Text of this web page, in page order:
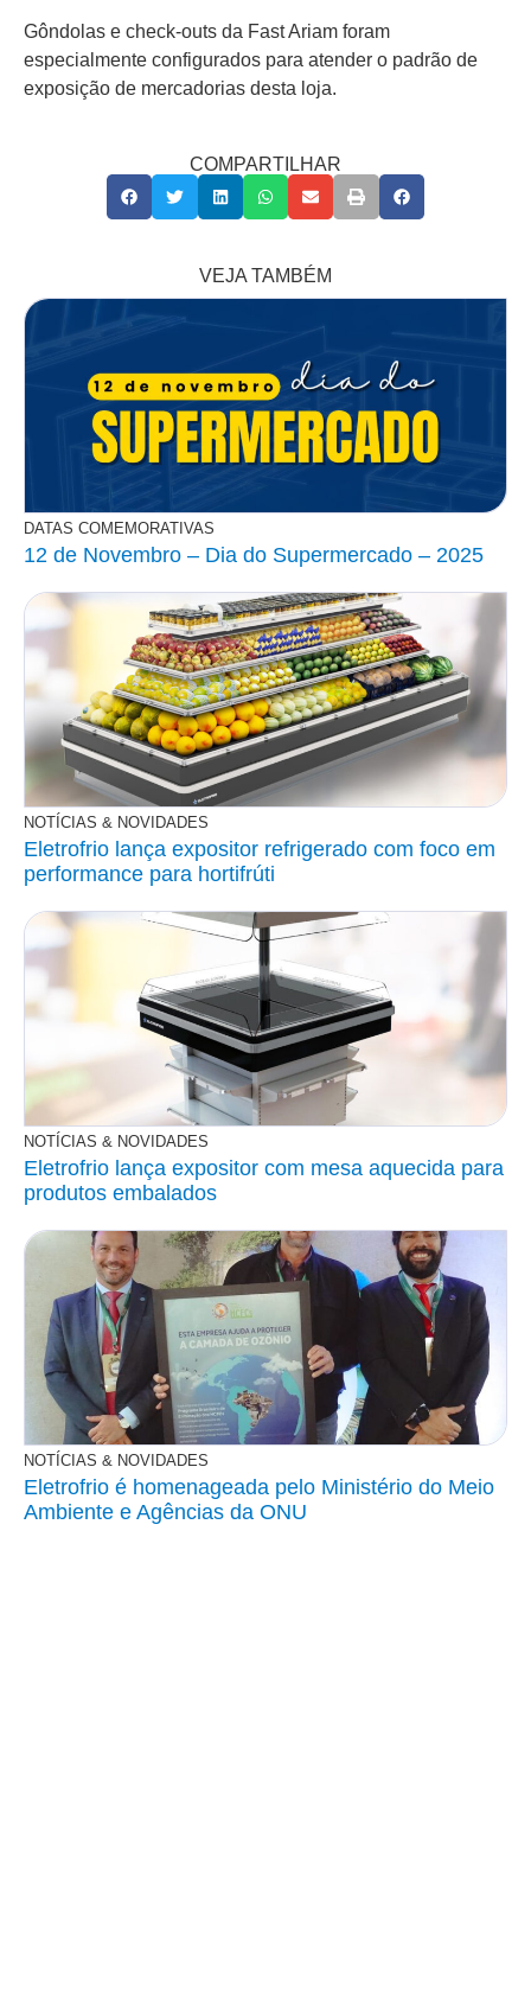
Gôndolas e check-outs da Fast Ariam foram
especialmente configurados para atender o padrão de
exposição de mercadorias desta loja.
COMPARTILHAR
VEJA TAMBÉM
DATAS COMEMORATIVAS
12 de Novembro – Dia do Supermercado – 2025
NOTÍCIAS & NOVIDADES
Eletrofrio lança expositor refrigerado com foco em
performance para hortifrúti
NOTÍCIAS & NOVIDADES
Eletrofrio lança expositor com mesa aquecida para
produtos embalados
NOTÍCIAS & NOVIDADES
Eletrofrio é homenageada pelo Ministério do Meio
Ambiente e Agências da ONU